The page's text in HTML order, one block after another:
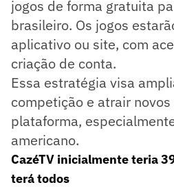
jogos de forma gratuita
brasileiro. Os jogos
aplicativo ou site, com
criação de conta.
Essa estratégia visa
competição e atrair
plataforma,
americano.
CazéTV inicialmente teria
terá todos